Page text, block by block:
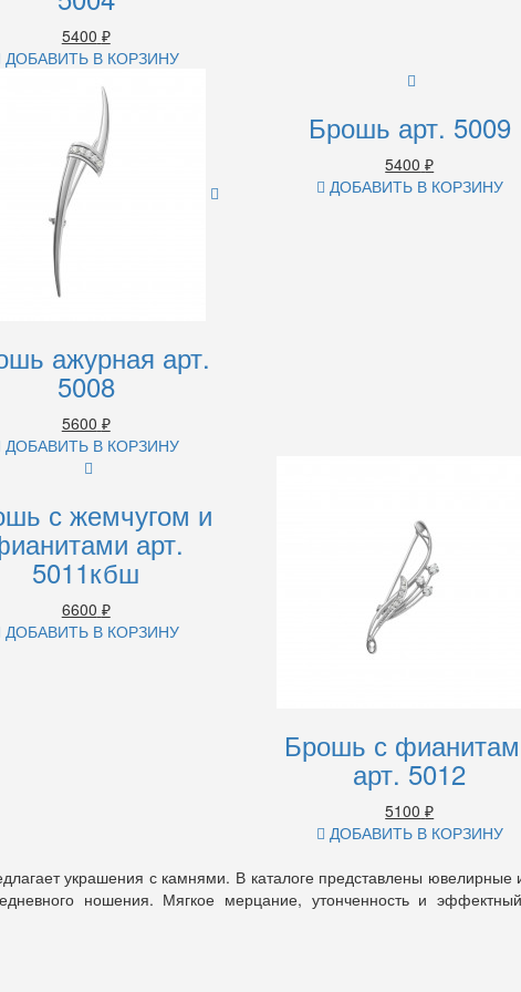
5400 ₽
ДОБАВИТЬ В КОРЗИНУ
ажурная арт.
5008
5600 ₽
ДОБАВИТЬ В КОРЗИНУ
Брошь арт. 5009
5400 ₽
ДОБАВИТЬ В КОРЗИНУ
с жемчугом и
арт.
5011кбш
6600 ₽
ДОБАВИТЬ В КОРЗИНУ
Брошь с
арт. 5012
5100 ₽
ДОБАВИТЬ В КОРЗИНУ
украшения с камнями. В каталоге представлены ювелирные
ношения. Мягкое мерцание, утонченность и